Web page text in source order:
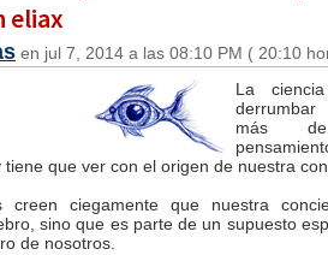
eliax
en jul 7, 2014 a las 08:10 PM ( 20:10
La
más
que ver con el origen de nuestra
creen ciegamente que nuestra
sino que es parte de un supuesto
de nosotros.